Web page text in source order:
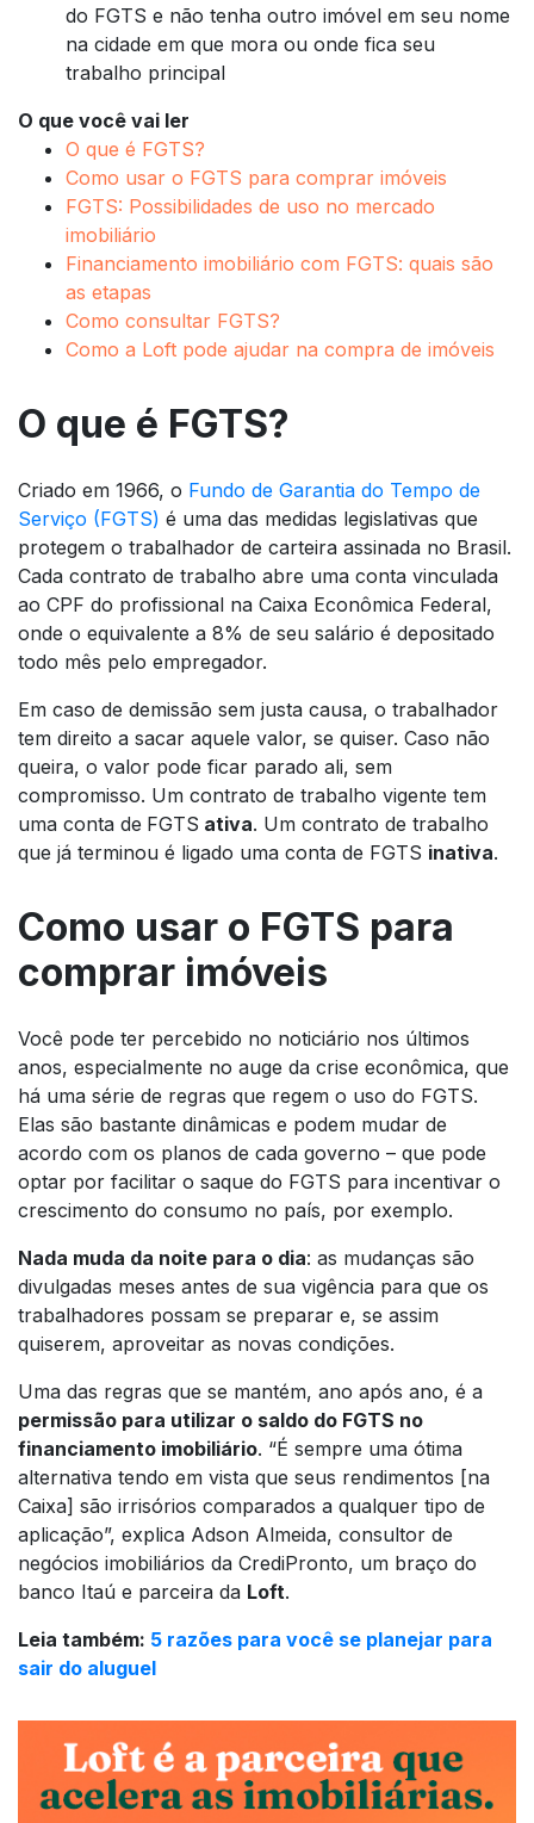
do FGTS e não tenha outro imóvel em seu nome
na cidade em que mora ou onde fica seu
trabalho principal
O que você vai ler
O que é FGTS?
Como usar o FGTS para comprar imóveis
FGTS: Possibilidades de uso no mercado
imobiliário
Financiamento imobiliário com FGTS: quais são
as etapas
Como consultar FGTS?
Como a Loft pode ajudar na compra de imóveis
O que é FGTS?
Criado em 1966, o Fundo de Garantia do Tempo de
Serviço (FGTS) é uma das medidas legislativas que
protegem o trabalhador de carteira assinada no Brasil.
Cada contrato de trabalho abre uma conta vinculada
ao CPF do profissional na Caixa Econômica Federal,
onde o equivalente a 8% de seu salário é depositado
todo mês pelo empregador.
Em caso de demissão sem justa causa, o trabalhador
tem direito a sacar aquele valor, se quiser. Caso não
queira, o valor pode ficar parado ali, sem
compromisso. Um contrato de trabalho vigente tem
uma conta de FGTS ativa. Um contrato de trabalho
que já terminou é ligado uma conta de FGTS inativa.
Como usar o FGTS para
comprar imóveis
Você pode ter percebido no noticiário nos últimos
anos, especialmente no auge da crise econômica, que
há uma série de regras que regem o uso do FGTS.
Elas são bastante dinâmicas e podem mudar de
acordo com os planos de cada governo – que pode
optar por facilitar o saque do FGTS para incentivar o
crescimento do consumo no país, por exemplo.
Nada muda da noite para o dia: as mudanças são
divulgadas meses antes de sua vigência para que os
trabalhadores possam se preparar e, se assim
quiserem, aproveitar as novas condições.
Uma das regras que se mantém, ano após ano, é a
permissão para utilizar o saldo do FGTS no
financiamento imobiliário. “É sempre uma ótima
alternativa tendo em vista que seus rendimentos [na
Caixa] são irrisórios comparados a qualquer tipo de
aplicação”, explica Adson Almeida, consultor de
negócios imobiliários da CrediPronto, um braço do
banco Itaú e parceira da Loft.
Leia também: 5 razões para você se planejar para
sair do aluguel